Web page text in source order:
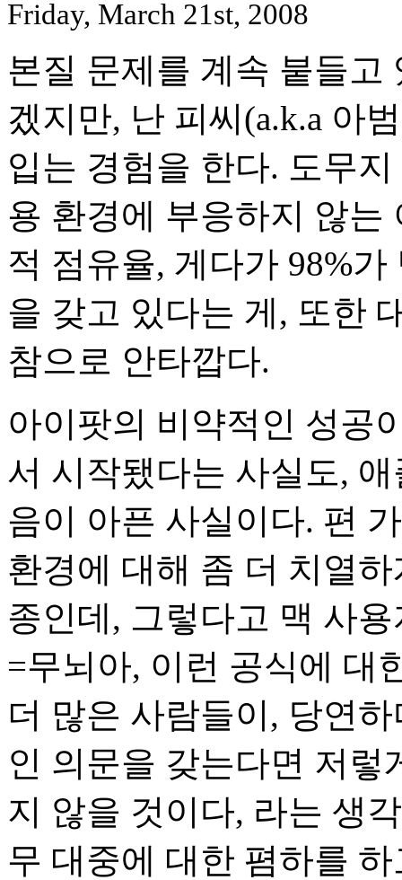
Friday, March 21st, 2008
본질 문제를 계속 붙들고
겠지만, 난 피씨(a.k.a 아
입는 경험을 한다. 도무
용 환경에 부응하지 않는
적 점유율, 게다가 98%
을 갖고 있다는 게, 또한
참으로 안타깝다.
아이팟의 비약적인 성공
서 시작됐다는 사실도,
음이 아픈 사실이다. 편
환경에 대해 좀 더 치열
종인데, 그렇다고 맥 사
=무뇌아, 이런 공식에 대
더 많은 사람들이, 당연
인 의문을 갖는다면 저렇
지 않을 것이다, 라는 생
무 대중에 대한 폄하를